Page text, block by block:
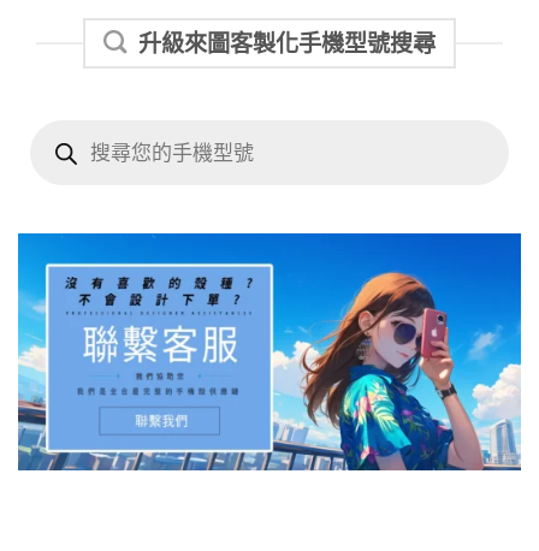
升級來圖客製化手機型號搜尋
search